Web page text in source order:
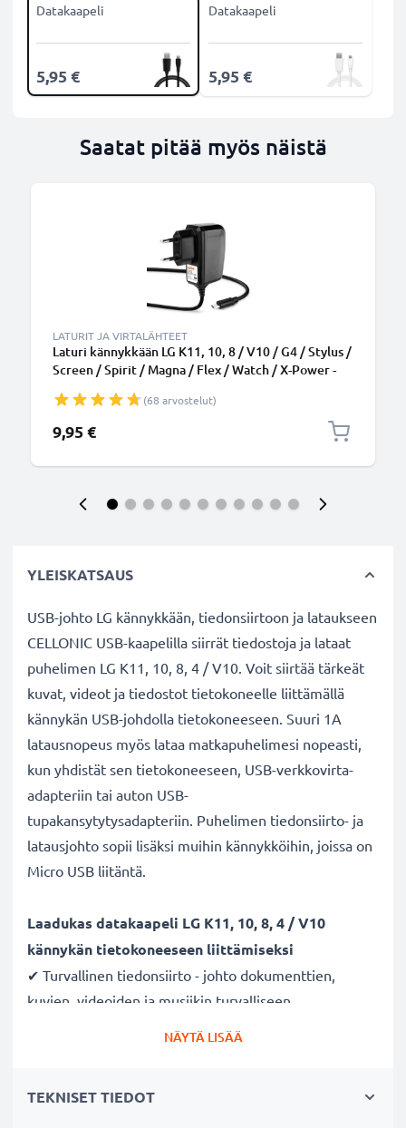
Datakaapeli
5,95 €
Datakaapeli
5,95 €
Saatat pitää myös näistä
LATURIT JA VIRTALÄHTEET
Laturi kännykkään LG K11, 10, 8 / V10 / G4 / Stylus /
Screen / Spirit / Magna / Flex / Watch / X-Power -
(68 arvostelut)
9,95 €
YLEISKATSAUS
USB-johto LG kännykkään, tiedonsiirtoon ja lataukseen
CELLONIC USB-kaapelilla siirrät tiedostoja ja lataat
puhelimen LG K11, 10, 8, 4 / V10. Voit siirtää tärkeät
kuvat, videot ja tiedostot tietokoneelle liittämällä
kännykän USB-johdolla tietokoneeseen. Suuri 1A
latausnopeus myös lataa matkapuhelimesi nopeasti,
kun yhdistät sen tietokoneeseen, USB-verkkovirta-
adapteriin tai auton USB-
tupakansytytysadapteriin. Puhelimen tiedonsiirto- ja
latausjohto sopii lisäksi muihin kännykköihin, joissa on
Micro USB liitäntä.
Laadukas datakaapeli LG K11, 10, 8, 4 / V10
kännykän tietokoneeseen liittämiseksi
✔ Turvallinen tiedonsiirto - johto dokumenttien,
kuvien, videoiden ja musiikin turvalliseen
✔ Nopea tiedonsiirto - tiedonsiirtokaapeli uusimmalla
NÄYTÄ LISÄÄ
TEKNISET TIEDOT